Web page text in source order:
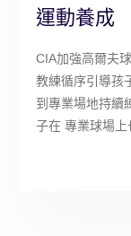
運動養成
CIA加強高爾夫
教練循序引導孩
到專業場地持續
子在 專業球場上